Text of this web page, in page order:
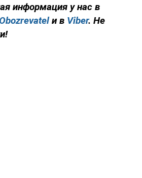
информация у нас в
Obozrevatelи в Viber. Не